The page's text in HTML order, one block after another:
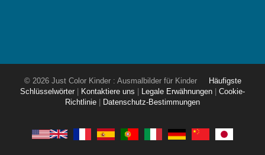
© 2026 Just Color Kinder : Ausmalbilder für Kinder
Häufigste
Schlüsselwörter
Kontaktiere uns Legale Erwähnungen
Cookie-
Richtlinie
Datenschutz-Bestimmungen